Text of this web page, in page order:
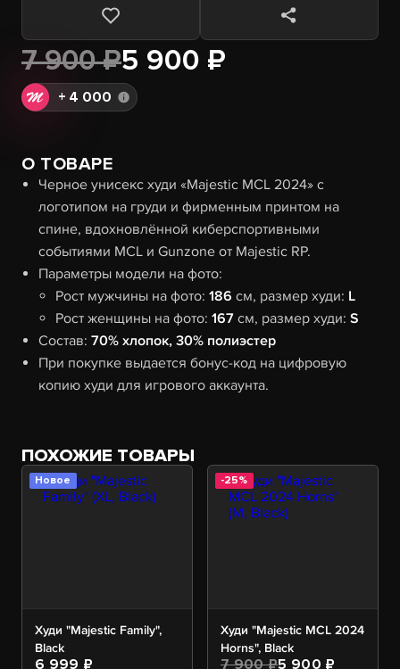
7 900 ₽5 900 ₽
+ 4 000
О ТОВАРЕ
Черное унисекс худи «Majestic MCL 2024» с
логотипом на груди и фирменным принтом на
спине, вдохновлённой киберспортивными
событиями MCL и Gunzone от Majestic RP.
Параметры модели на фото:
Рост мужчины на фото:186 см, размер худи: L
Рост женщины на фото:167 см, размер худи:S
Состав:70% хлопок, 30% полиэстер
При покупке выдается бонус-код на цифровую
копию худи для игрового аккаунта.
ПОХОЖИЕ ТОВАРЫ
Новое
Худи "Majestic Family",
Black
6 999 ₽
-25%
Худи "Majestic MCL 2024
Horns", Black
7 900 ₽5 900 ₽